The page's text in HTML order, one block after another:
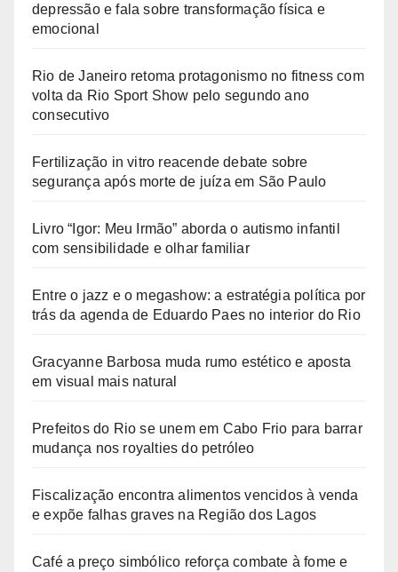
depressão e fala sobre transformação física e
emocional
Rio de Janeiro retoma protagonismo no fitness com
volta da Rio Sport Show pelo segundo ano
consecutivo
Fertilização in vitro reacende debate sobre
segurança após morte de juíza em São Paulo
Livro “Igor: Meu Irmão” aborda o autismo infantil
com sensibilidade e olhar familiar
Entre o jazz e o megashow: a estratégia política por
trás da agenda de Eduardo Paes no interior do Rio
Gracyanne Barbosa muda rumo estético e aposta
em visual mais natural
Prefeitos do Rio se unem em Cabo Frio para barrar
mudança nos royalties do petróleo
Fiscalização encontra alimentos vencidos à venda
e expõe falhas graves na Região dos Lagos
Café a preço simbólico reforça combate à fome e